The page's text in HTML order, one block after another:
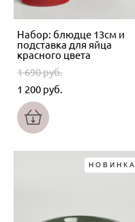
Набор: блюдце 13см и
подставка для яйца
красного цвета
1 690 pуб.
1 200 pуб.
НОВИНКА